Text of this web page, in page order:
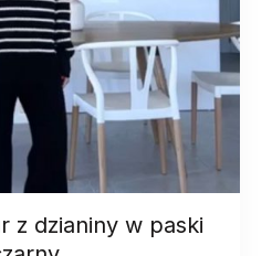
z dzianiny w paski